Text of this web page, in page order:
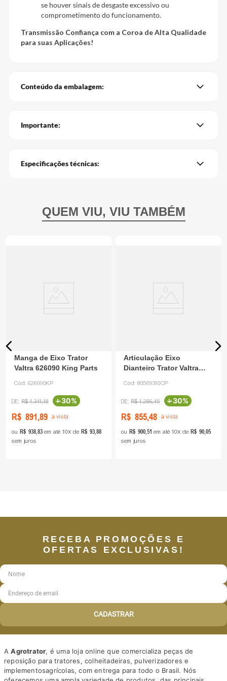
se houver sinais de desgaste excessivo ou
comprometimento do funcionamento.
Transmissão Confiança com a Coroa de Alta Qualidade
para suas Aplicações!
Conteúdo da embalagem:
Importante:
Especificações técnicas:
Manga de Eixo Trator
Valtra 626090 King Parts
Cód: 626090KP
R$ 1.341,18 -30%
R$ 891,89 à vista
ou R$ 93883 em até 10 de R$ 9388
sem juros
Articulação Eixo
Dianteiro Trator Valtra
Cód: 80569310CP
R$ 1.286,45 -30%
R$ 855,48 à vista
ou R$ 90051 em até 10 de R$ 9005
sem juros
RECEBA PROMOÇÕES E
OFERTAS EXCLUSIVAS!
CADASTRAR
AAgrotrator, é uma loja online que comercializa peças de
reposição para tratores, colheitadeiras, pulverizadores e
implementosagrícolas, com entrega para todo o Brasil. Nós